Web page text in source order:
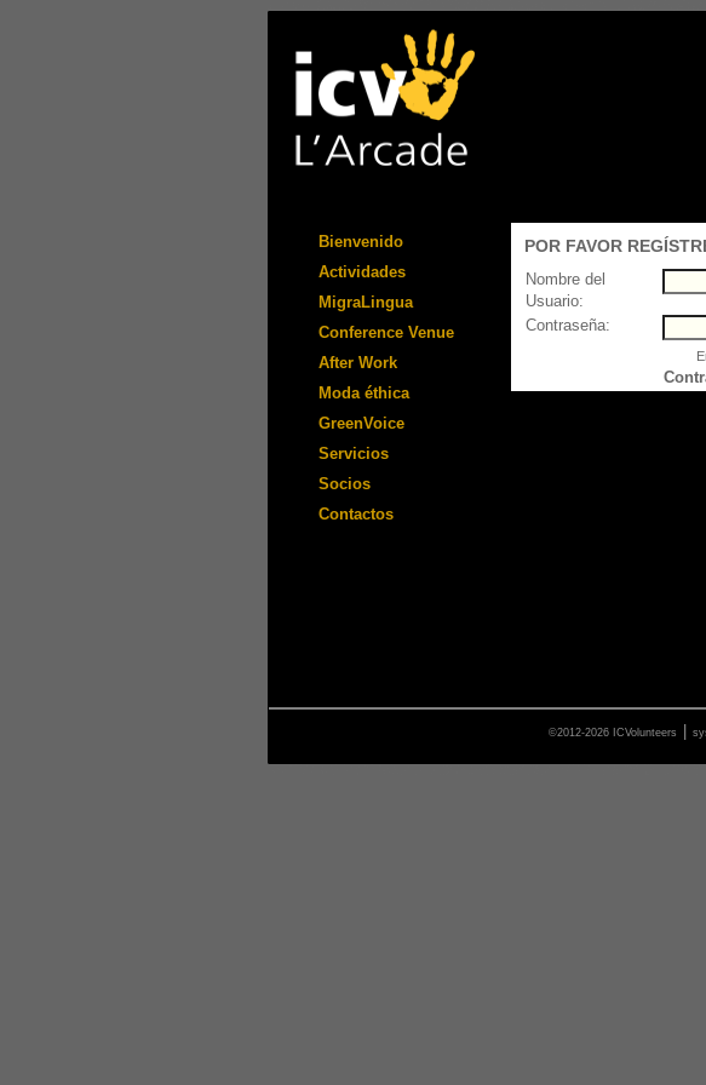
Bienvenido
Actividades
MigraLingua
Conference Venue
After Work
Moda éthica
GreenVoice
Servicios
Socios
Contactos
POR FAVOR
Nombre del
Usuario:
Contraseña:
©2012-2026 ICVolunteers